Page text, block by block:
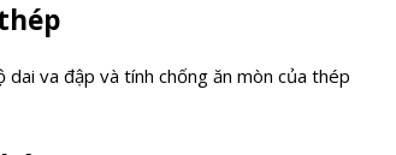
va đập và tính chống ăn mòn của thép